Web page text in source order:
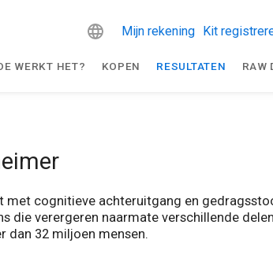
Mijn rekening Kit
WERKT HET? KOPEN RESULTATEN RAW
met cognitieve achteruitgang en
die verergeren naarmate verschillende
dan 32 miljoen mensen.